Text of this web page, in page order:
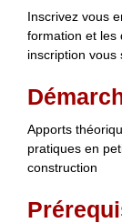
Inscrivez vous
formation et les
inscription vous
Apports
pratiques en
construction